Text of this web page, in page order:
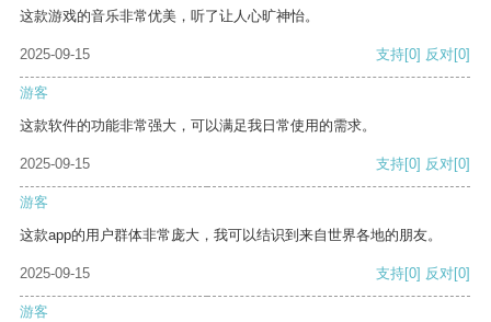
这款游戏的音乐非常优美，听了让人心旷神怡。
2025-09-15 支持[0] 反对[0]
游客
这款软件的功能非常强大，可以满足我日常使用的需求。
2025-09-15 支持[0] 反对[0]
游客
这款app的用户群体非常庞大，我可以结识到来自世界各地的朋友。
2025-09-15 支持[0] 反对[0]
游客